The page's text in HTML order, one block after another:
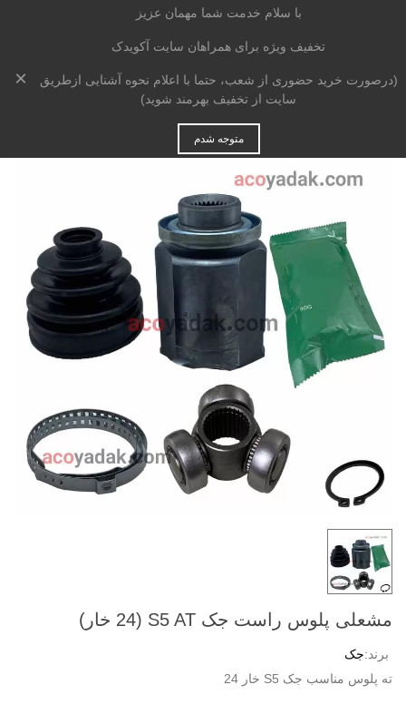
خانه > جلوبندی و تعلیق > پلوس >
مشعلی پلوس راست جک S5
مشعلی پلوس راست جک S5 AT (24 خار)
برند:جک
ته پلوس مناسب جک S5 خار 24
با سلام خدمت شما مهمان عزیز
تخفیف ویژه برای همراهان سایت آکویدک
(درصورت خرید حضوری از شعب، حتما با اعلام نحوه آشنایی ازطریق
سایت از تخفیف بهرمند شوید)
متوجه شدم
×